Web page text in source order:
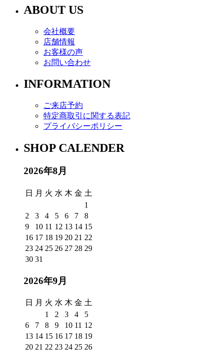
ABOUT US
会社概要
店舗情報
お客様の声
お問い合わせ
INFORMATION
ご来店予約
特定商取引に関する表記
プライバシーポリシー
SHOP CALENDER
2026年8月
日 月 火 水 木 金 土
1
2
3 4 5 6 7
8
9
10 11 12 13 14 15
16 17 18 19 20 21 22
23 24 25 26 27 28 29
30 31
2026年9月
日 月 火 水 木 金 土
1
2 3 4
5
6
7 8 9 10 11 12
13 14 15 16 17 18 19
20 21 22 23 24 25 26